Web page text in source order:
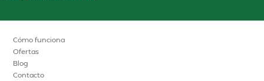
Cómo funciona
Ofertas
Blog
Contacto